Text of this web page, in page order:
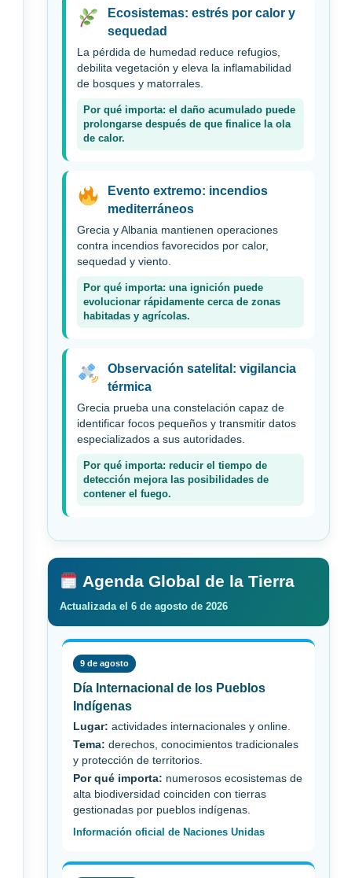
Ecosistemas: estrés por calor y
sequedad
La pérdida de humedad reduce refugios,
debilita vegetación y eleva la inflamabilidad
de bosques y matorrales.
Por qué importa: el daño acumulado puede
prolongarse después de que finalice la ola
de calor.
Evento extremo: incendios
mediterráneos
Grecia y Albania mantienen operaciones
contra incendios favorecidos por calor,
sequedad y viento.
Por qué importa: una ignición puede
evolucionar rápidamente cerca de zonas
habitadas y agrícolas.
Observación satelital: vigilancia
térmica
Grecia prueba una constelación capaz de
identificar focos pequeños y transmitir datos
especializados a sus autoridades.
Por qué importa: reducir el tiempo de
detección mejora las posibilidades de
contener el fuego.
Agenda Global de la Tierra
Actualizada el 6 de agosto de 2026
9 de agosto
Día Internacional de los Pueblos
Indígenas
Lugar: actividades internacionales y online.
Tema: derechos, conocimientos tradicionales
y protección de territorios.
Por qué importa: numerosos ecosistemas de
alta biodiversidad coinciden con tierras
gestionadas por pueblos indígenas.
Información oficial de Naciones Unidas